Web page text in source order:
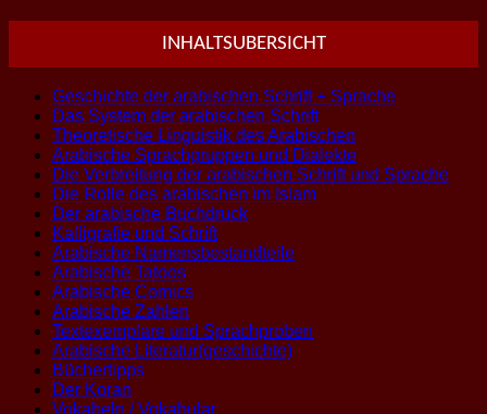
INHALTSUBERSICHT
Geschichte der arabischen Schrift + Sprache
Das System der arabischen Schrift
Theoretische Linguistik des Arabischen
Arabische Sprachgruppen und Dialekte
Die Verbreitung der arabischen Schrift und Sprache
Die Rolle des arabischen im Islam
Der arabische Buchdruck
Kalligrafie und Schrift
Arabische Namensbestandteile
Arabische Tatoos
Arabische Comics
Arabische Zahlen
Textexemplare und Sprachproben
Arabische Literatur(geschichte)
Büchertipps
Der Koran
Vokabeln / Vokabular